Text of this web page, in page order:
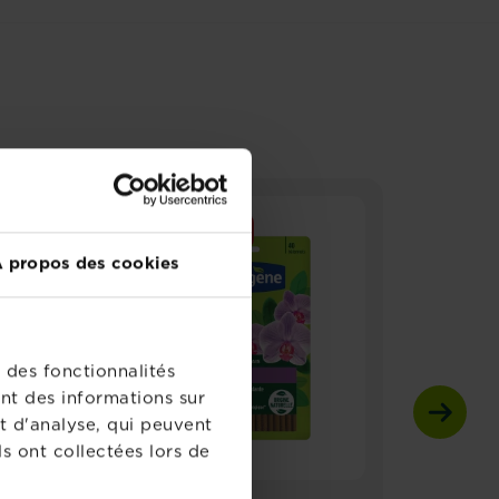
propos des cookies
fonctionnalités
des informations sur
d'analyse, qui peuvent
ont collectées lors de
NOUVEAU